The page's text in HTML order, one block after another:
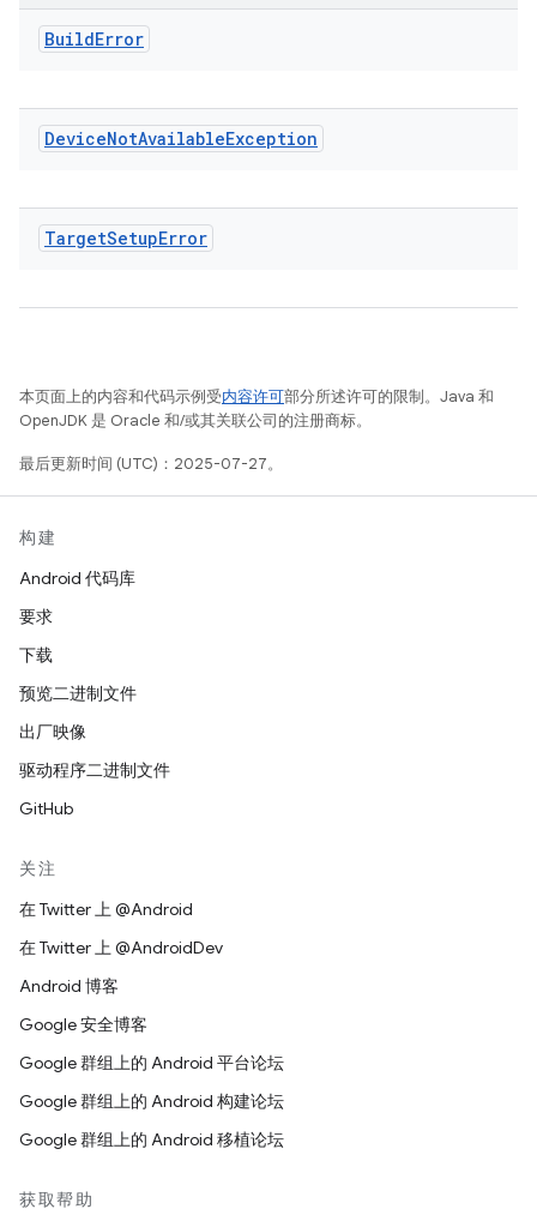
BuildError
DeviceNotAvailableException
TargetSetupError
本页面上的内容和代码示例受内容许可部分所述许可的限制。Java 和
OpenJDK 是 Oracle 和/或其关联公司的注册商标。
最后更新时间 (UTC)：2025-07-27。
构建
Android 代码库
要求
下载
预览二进制文件
出厂映像
驱动程序二进制文件
GitHub
关注
在 Twitter 上 @Android
在 Twitter 上 @AndroidDev
Android 博客
Google 安全博客
Google 群组上的 Android 平台论坛
Google 群组上的 Android 构建论坛
Google 群组上的 Android 移植论坛
获取帮助